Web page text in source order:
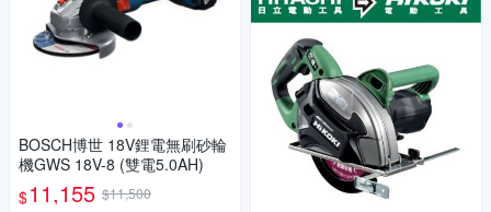
BOSCH博世 18V鋰電無刷砂輪
機GWS 18V-8 (雙電5.0AH)
$11,155 $11,500